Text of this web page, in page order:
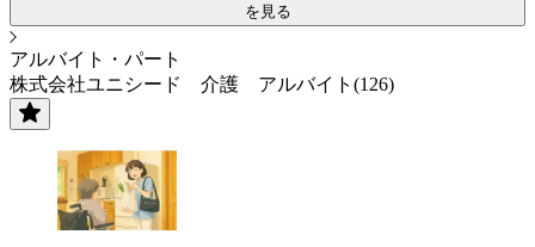
を見る
アルバイト・パート
株式会社ユニシード 介護 アルバイト(126)